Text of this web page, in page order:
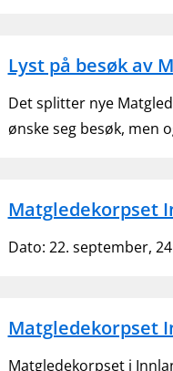
Lyst på besøk av
Det splitter nye
ønske seg besøk, men
Matgledekorpset
Dato: 22. september,
Matgledekorpset
Matgledekorpset i